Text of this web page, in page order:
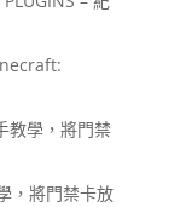
教學，將門禁
，將門禁卡放